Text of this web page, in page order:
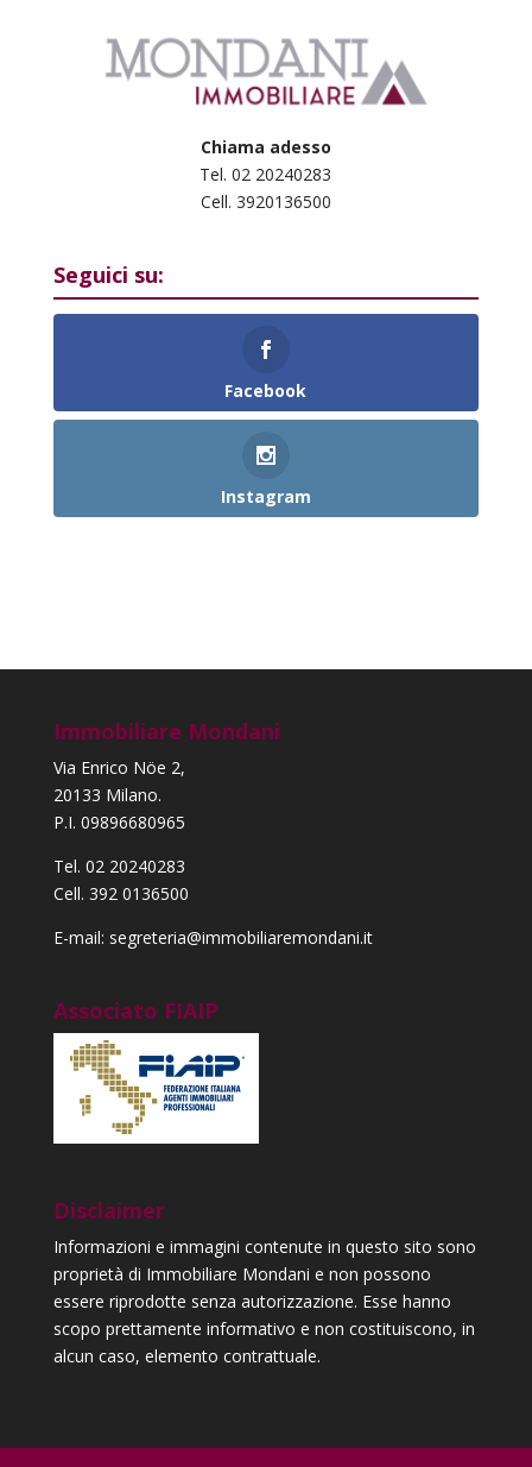
Chiama adesso
Tel. 02 20240283
Cell. 3920136500
Seguici su:
Facebook
Instagram
Immobiliare Mondani
Via Enrico Nöe 2,
20133 Milano.
P.I. 09896680965
Tel. 02 20240283
Cell. 392 0136500
E-mail: segreteria@immobiliaremondani.it
Associato FIAIP
Disclaimer
Informazioni e immagini contenute in questo sito sono
proprietà di Immobiliare Mondani e non possono
essere riprodotte senza autorizzazione. Esse hanno
scopo prettamente informativo e non costituiscono, in
alcun caso, elemento contrattuale.